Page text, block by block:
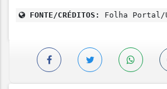
FONTE/CRÉDITOS: Folha Portal/